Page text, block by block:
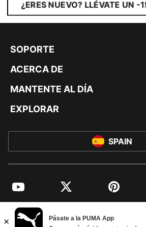
¿ERES NUEVO? LLÉVATE UN -
SOPORTE
ACERCA DE
MANTENTE AL DÍA
EXPLORAR
SPAIN
YouTube Twitter Pinterest
© PUMA EUROPE GMBH, 2026. TODOS LOS